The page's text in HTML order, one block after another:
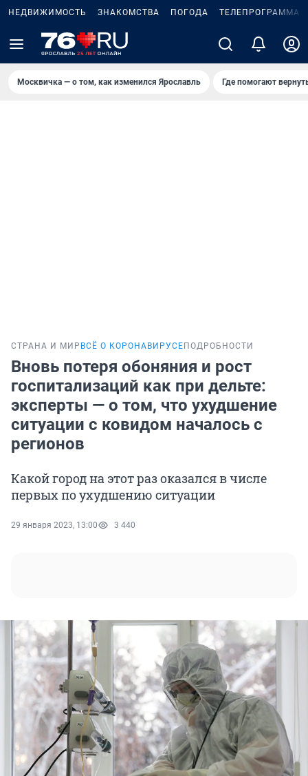
НЕДВИЖИМОСТЬ ЗНАКОМСТВА ПОГОДА ТЕЛЕПРОГРАММА
Москвичка — о том, как изменился Ярославль Где помогают
СТРАНА И МИР ВСЁ О КОРОНАВИРУСЕ ПОДРОБНОСТИ
Вновь потеря обоняния и рост
госпитализаций как при дельте:
эксперты — о том, что ухудшение
ситуации с ковидом началось с
регионов
Какой город на этот раз оказался в числе
первых по ухудшению ситуации
29 января 2023, 13:00 3 440